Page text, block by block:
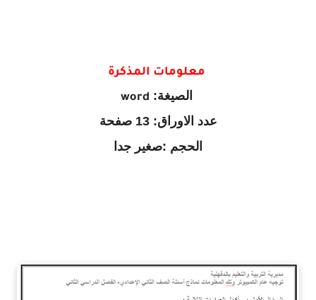
معلومات المذكرة
الصيغة: word
عدد الاوراق:13 صفحة
الحجم :صغير جدا